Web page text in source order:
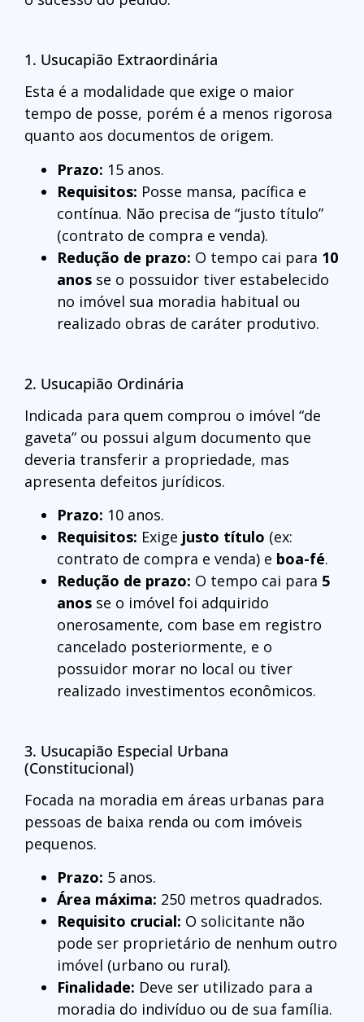
1. Usucapião Extraordinária
Esta é a modalidade que exige o maior
tempo de posse, porém é a menos rigorosa
quanto aos documentos de origem.
Prazo: 15 anos.
Requisitos: Posse mansa, pacífica e
contínua. Não precisa de “justo título”
(contrato de compra e venda).
Redução de prazo: O tempo cai para 10
anos se o possuidor tiver estabelecido
no imóvel sua moradia habitual ou
realizado obras de caráter produtivo.
2. Usucapião Ordinária
Indicada para quem comprou o imóvel “de
gaveta” ou possui algum documento que
deveria transferir a propriedade, mas
apresenta defeitos jurídicos.
Prazo: 10 anos.
Requisitos: Exige justo título (ex:
contrato de compra e venda) e boa-fé.
Redução de prazo: O tempo cai para 5
anos se o imóvel foi adquirido
onerosamente, com base em registro
cancelado posteriormente, e o
possuidor morar no local ou tiver
realizado investimentos econômicos.
3. Usucapião Especial Urbana
(Constitucional)
Focada na moradia em áreas urbanas para
pessoas de baixa renda ou com imóveis
pequenos.
Prazo: 5 anos.
Área máxima: 250 metros quadrados.
Requisito crucial: O solicitante não
pode ser proprietário de nenhum outro
imóvel (urbano ou rural).
Finalidade: Deve ser utilizado para a
moradia do indivíduo ou de sua família.